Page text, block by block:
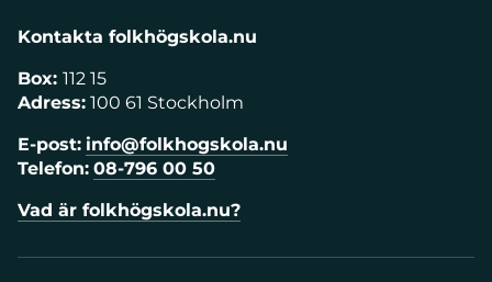
Kontakta folkhögskola.nu
Box: 112 15
Adress: 100 61 Stockholm
E-post: info@folkhogskola.nu
Telefon: 08-796 00 50
Vad är folkhögskola.nu?